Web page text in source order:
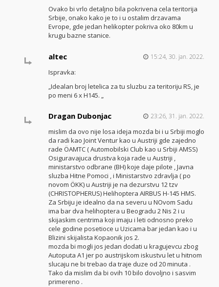
Ovako bi vrlo detaljno bila pokrivena cela teritorija
Srbije, onako kako je to i u ostalim drzavama
Evrope, gde jedan helikopter pokriva oko 80km u
krugu bazne stanice.
altec 15:24, 30. jan. 2022.
Ispravka:
„Idealan broj letelica za tu sluzbu za teritoriju RS, je
po meni 6 x H145. „
Dragan Dubonjac 23:26, 31. jan. 2022.
mislim da ovo nije losa ideja mozda bi i u Srbiji moglo
da radi kao Joint Ventur kao u Austriji gde zajedno
rade ÖAMTC ( Automobilski Club kao u Srbiji AMSS)
Osiguravajuca drustva koja rade u Austriji ,
ministarstvo odbrane (BH) koje daje pilote , Javna
sluzba Hitne Pomoci , i Ministarstvo zdravlja ( po
novom ÖKK) u Austriji je na dezurstvu 12 tzv
(CHRISTOPHERUS) Helihoptera AIRBUS H-145 HMS.
Za Srbiju je idealno da na severu u NOvom Sadu
ima bar dva helihoptera u Beogradu 2 Nis 2 i u
skijaskim centrima koji imaju i leti odnosno preko
cele godine posetioce u Uzicama bar jedan kao i u
Blizini skijalista Kopaonik jos 2.
mozda bi mogli jos jedan dodati u kragujevcu zbog
Autoputa A1 jer po austrijskom iskustvu let u hitnom
slucaju ne bi trebao da traje duze od 20 minuta .
Tako da mislim da bi ovih 10 bilo dovoljno i sasvim
primereno .